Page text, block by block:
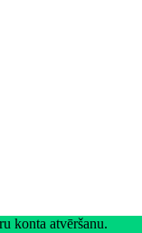
konta atvēršanu.